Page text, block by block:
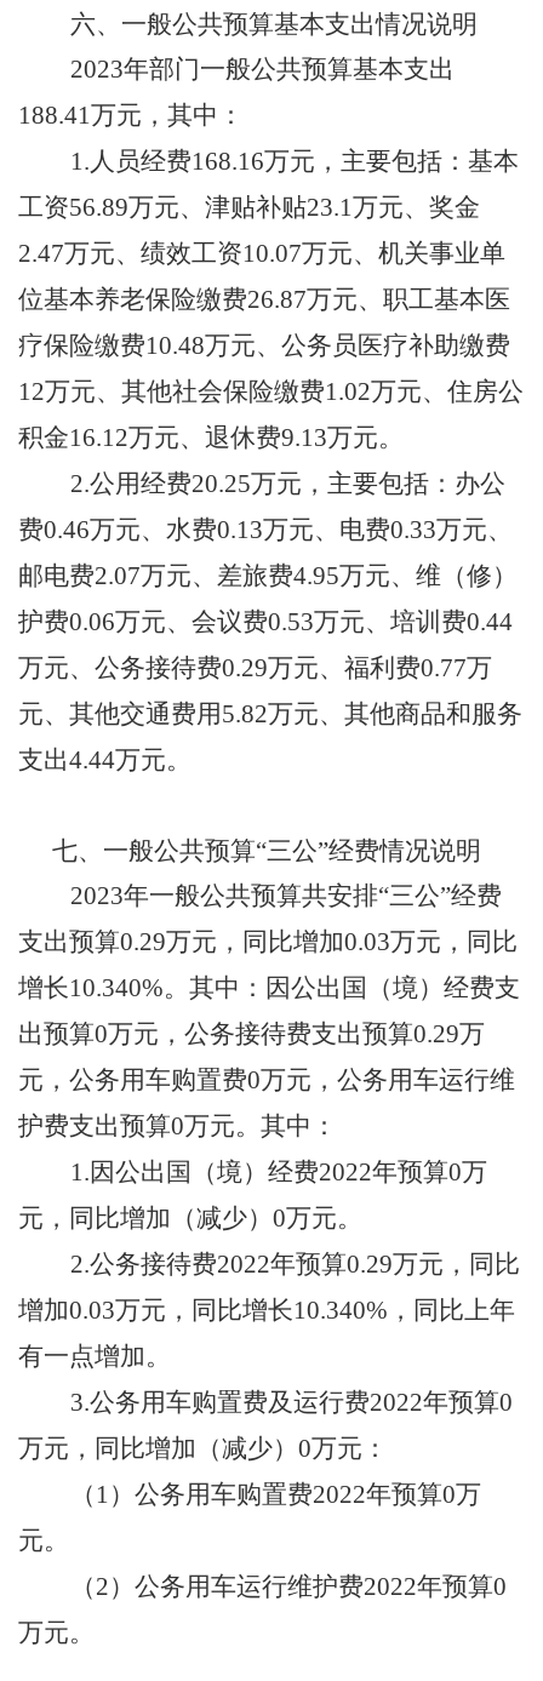
六、一般公共预算基本支出情况说明
2023年部门一般公共预算基本支出
188.41万元，其中：
1.人员经费168.16万元，主要包括：基本
工资56.89万元、津贴补贴23.1万元、奖金
2.47万元、绩效工资10.07万元、机关事业单
位基本养老保险缴费26.87万元、职工基本医
疗保险缴费10.48万元、公务员医疗补助缴费
12万元、其他社会保险缴费1.02万元、住房公
积金16.12万元、 退休费9.13万元。
2.公用经费20.25万元，主要包括：办公
费0.46万元、水费0.13万元、电费0.33万元、
邮电费2.07万元、差旅费4.95万元、维（修）
护费0.06万元、会议费0.53万元、培训费0.44
万元、公务接待费0.29万元、 福利费0.77万
元、 其他交通费用5.82万元、 其他商品和服务
支出4.44万元。
七、 一般公共预算“三公”经费情况说明
2023年一般公共预算共安排“三公”经费
支出预算0.29万元，同比增加0.03万元， 同比
增长10.340%。其中：因公出国（境）经费支
出预算0万元，公务接待费支出预算0.29万
元，公务用车购置费0万元，公务用车运行维
护费支出预算0万元。其中：
1.因公出国（境）经费2022年预算0万
元，同比增加（减少） 0万元。
2.公务接待费2022年预算0.29万元，同比
增加0.03万元，同比增长10.340%， 同比上年
有一点增加。
3.公务用车购置费及运行费2022年预算0
万元，同比增加（减少） 0万元：
（ 1）公务用车购置费2022年预算0万
元。
（2）公务用车运行维护费2022年预算0
万元。